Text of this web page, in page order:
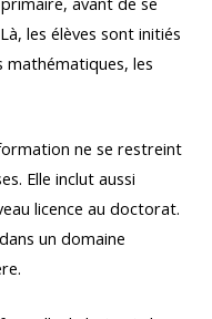
les élèves sont initiés
mathématiques, les
ne se restreint
Elle inclut aussi
licence au doctorat.
un domaine